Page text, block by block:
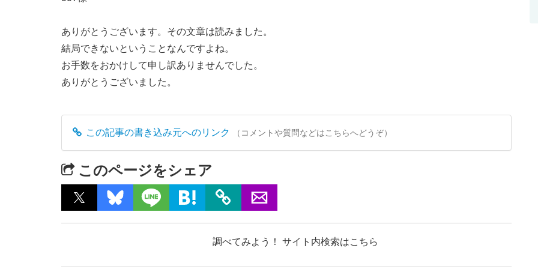
ありがとうございます。その文章は読みました。
結局できないということなんですよね。
お手数をおかけして申し訳ありませんでした。
ありがとうございました。
この記事の書き込み元へのリンク （コメントや質問などはこちらへどうぞ）
このページをシェア
調べてみよう！ サイト内検索はこちら